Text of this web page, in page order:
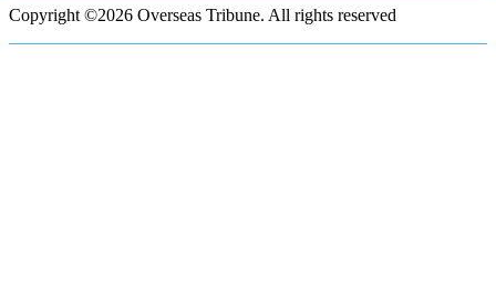
Copyright ©2026 Overseas Tribune. All rights reserved